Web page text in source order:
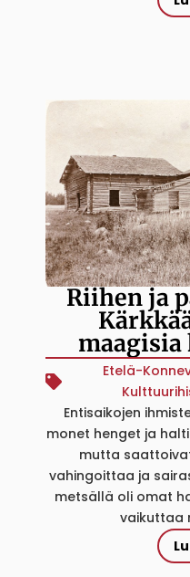
Riihen ja
Etelä-
Entisaikojen
monet henget ja
mutta
vahingoittaa ja
metsällä oli omat
vaikuttaa